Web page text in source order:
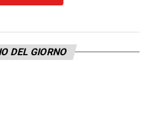
per la prima rete
DEL GIORNO